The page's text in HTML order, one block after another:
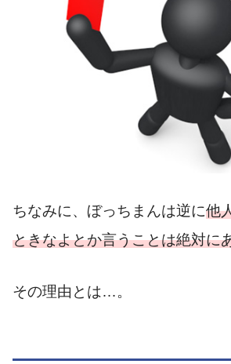
ちなみに、ぼっちまんは逆に他
ときなよとか言うことは絶対に
その理由とは…。